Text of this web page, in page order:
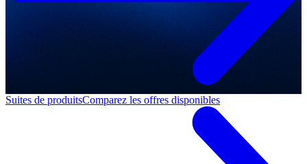
Suites de produitsComparez les offres disponibles